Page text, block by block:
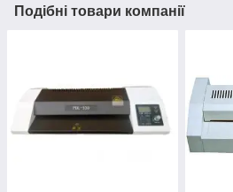
Подібні товари компанії